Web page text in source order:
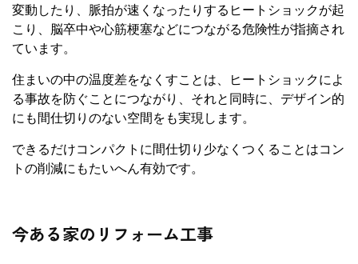
変動したり、脈拍が速くなったりするヒートショックが起
こり、脳卒中や心筋梗塞などにつながる危険性が指摘され
ています。
住まいの中の温度差をなくすことは、ヒートショックによ
る事故を防ぐことにつながり、それと同時に、デザイン的
にも間仕切りのない空間をも実現します。
できるだけコンパクトに間仕切り少なくつくることはコン
トの削減にもたいへん有効です。
今ある家のリフォーム工事